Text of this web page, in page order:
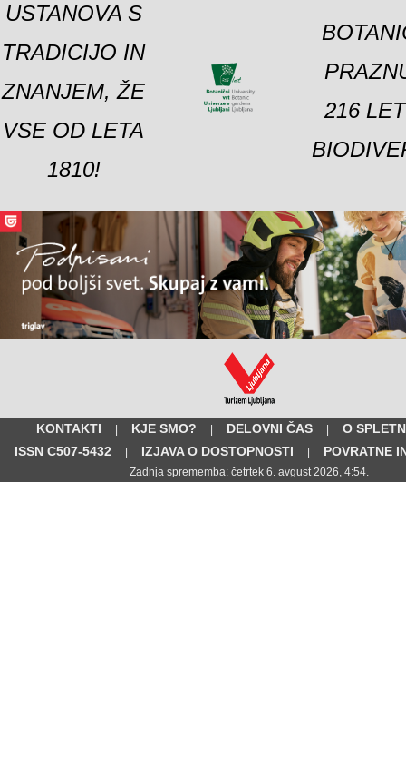
USTANOVA S
TRADICIJO IN
ZNANJEM, ŽE
VSE OD LETA
1810!
216
KONTAKTI | KJE SMO? | DELOVNI ČAS |
O
ISSN C507-5432
| IZJAVA O DOSTOPNOSTI | POVRATNE
Zadnja sprememba: četrtek 6. avgust 2026, 4:54.